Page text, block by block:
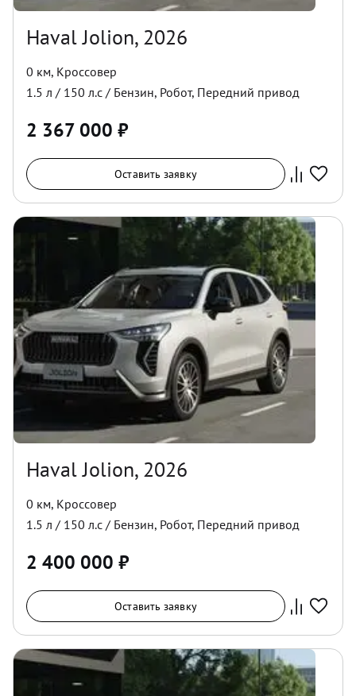
Haval Jolion, 2026
0 км, Кроссовер
1.5 л / 150 л.с / Бензин, Робот, Передний привод
2 367 000 ₽
Оставить заявку
Haval Jolion, 2026
0 км, Кроссовер
1.5 л / 150 л.с / Бензин, Робот, Передний привод
2 400 000 ₽
Оставить заявку